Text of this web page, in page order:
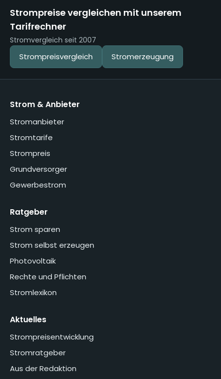
Strompreise vergleichen mit unserem
Tarifrechner
Stromvergleich seit 2007
Strompreisvergleich Stromerzeugung
Strom & Anbieter
Stromanbieter
Stromtarife
Strompreis
Grundversorger
Gewerbestrom
Ratgeber
Strom sparen
Strom selbst erzeugen
Photovoltaik
Rechte und Pflichten
Stromlexikon
Aktuelles
Strompreisentwicklung
Stromratgeber
Aus der Redaktion